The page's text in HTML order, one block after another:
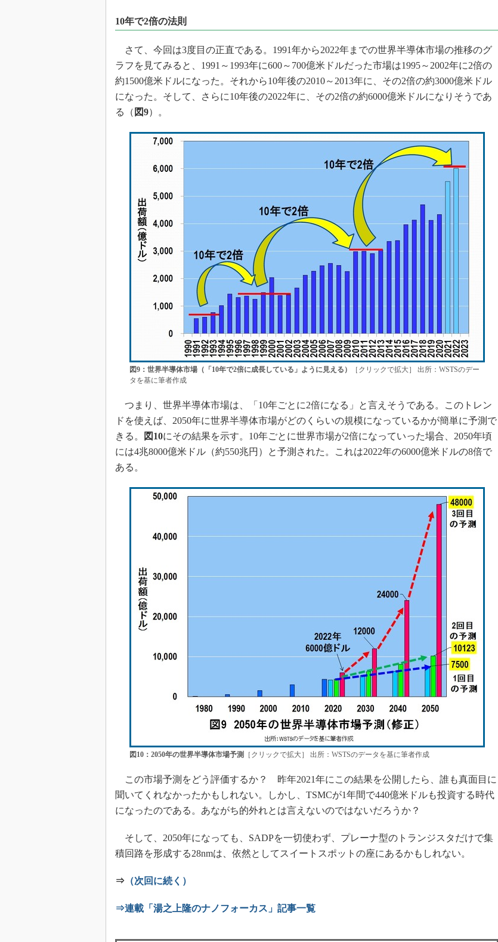
10年で2倍の法則
さて、今回は3度目の正直である。1991年から2022年までの世界半導体市場の推移のグ
ラフを見てみると、1991～1993年に600～700億米ドルだった市場は1995～2002年に2倍の
約1500億米ドルになった。それから10年後の2010～2013年に、その2倍の約3000億米ドル
になった。そして、さらに10年後の2022年に、その2倍の約6000億米ドルになりそうであ
る（ 図9）。
図9：世界半導体市場（「10年で2倍に成長している」ように見える）
［クリックで拡大］ 出所：WSTSのデー
タを基に筆者作成
つまり、世界半導体市場は、「10年ごとに2倍になる」と言えそうである。このトレン
ドを使えば、2050年に世界半導体市場がどのくらいの規模になっているかが簡単に予測で
きる。
図10にその結果を示す。10年ごとに世界市場が2倍になっていった場合、2050年頃
には4兆8000億米ドル（約550兆円）と予測された。これは2022年の6000億米ドルの8倍で
ある。
図10：2050年の世界半導体市場予測 ［クリックで拡大］ 出所：WSTSのデータを基に筆者作成
この市場予測をどう評価するか？ 昨年2021年にこの結果を公開したら、誰も真面目に
聞いてくれなかったかもしれない。しかし、TSMCが1年間で440億米ドルも投資する時代
になったのである。あながち的外れとは言えないのではないだろうか？
そして、2050年になっても、SADPを一切使わず、プレーナ型のトランジスタだけで集
積回路を形成する28nmは、依然としてスイートスポットの座にあるかもしれない。
⇒ （次回に続く）
⇒連載「湯之上隆のナノフォーカス」記事一覧